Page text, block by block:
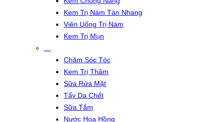
Kem Trị Nám Tàn Nhang
Viên Uống Trị Nám
Kem Trị Mụn
Chăm Sóc Tóc
Kem Trị Thâm
Sữa Rửa Mặt
Tẩy Da Chết
Sữa Tắm
Nước Hoa Hồng